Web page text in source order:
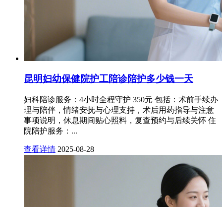
昆明妇幼保健院护工陪诊陪护多少钱一天
妇科陪诊服务：4小时全程守护 350元 包括：术前手续办
理与陪伴，情绪安抚与心理支持，术后用药指导与注意
事项说明，休息期间贴心照料，复查预约与后续关怀 住
院陪护服务：...
查看详情 2025-08-28